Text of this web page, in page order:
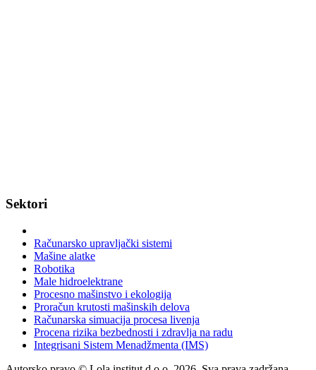
Sektori
Računarsko upravljački sistemi
Mašine alatke
Robotika
Male hidroelektrane
Procesno mašinstvo i ekologija
Proračun krutosti mašinskih delova
Računarska simuacija procesa livenja
Procena rizika bezbednosti i zdravlja na radu
Integrisani Sistem Menadžmenta (IMS)